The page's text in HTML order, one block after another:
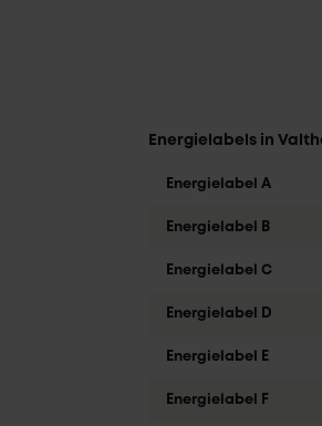
Energielabels in
Energielabel A
Energielabel B
Energielabel C
Energielabel D
Energielabel E
Energielabel F